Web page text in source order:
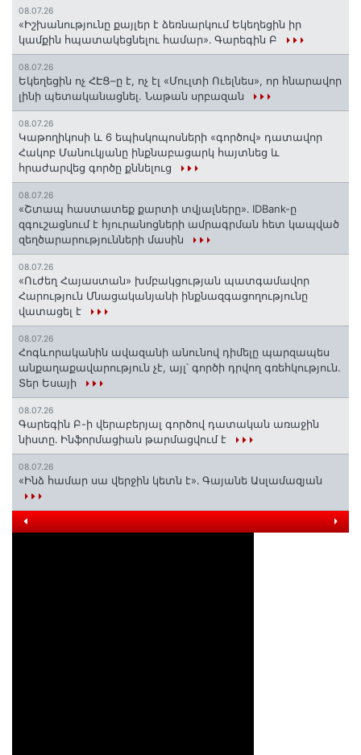
08.07.26
«Իշխանությունը քայլեր է ձեռնարկում Եկեղեցին իր
կամքին հպատակեցնելու համար»․ Գարեգին Բ
08.07.26
Եկեղեցին ոչ ՀԷՑ–ը է, ոչ էլ «Մուլտի Ուելնես», որ հնարավոր
լինի պետականացնել. Նաթան սրբազան
08.07.26
️Կաթողիկոսի և 6 եպիսկոպոսների «գործով» դատավոր
Հակոբ Մանուկյանը ինքնաբացարկ հայտնեց և
հրաժարվեց գործը քննելուց
08.07.26
«Շտապ հաստատեք քարտի տվյալները»․ IDBank-ը
զգուշացնում է հյուրանոցների ամրագրման հետ կապված
զեղծարարությունների մասին
08.07.26
«Ուժեղ Հայաստան» խմբակցության պատգամավոր
Հարություն Մնացականյանի ինքնազգացողությունը
վատացել է
08.07.26
Հոգևորականին ավազանի անունով դիմելը պարզապես
անքաղաքավարություն չէ, այլ՝ գործի դրվող գռեհկություն.
Տեր Եսայի
08.07.26
Գարեգին Բ-ի վերաբերյալ գործով դատական առաջին
նիստը․ Ինֆորմացիան թարմացվում է
08.07.26
«Ինձ համար սա վերջին կետն է»․ Գայանե Ասլամազյան